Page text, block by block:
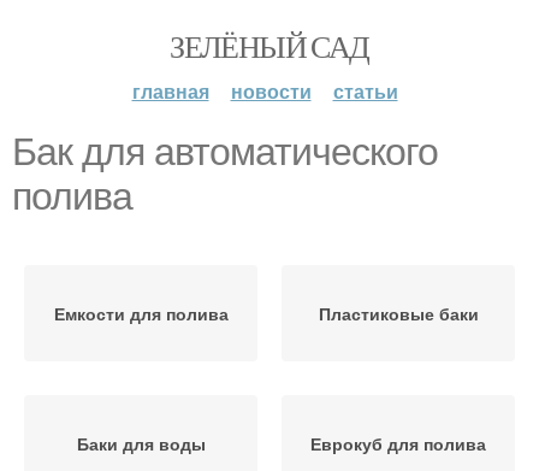
ЗЕЛЁНЫЙ САД
главная новости статьи
Бак для автоматического
полива
Емкости для полива Пластиковые баки
Баки для воды Еврокуб для полива